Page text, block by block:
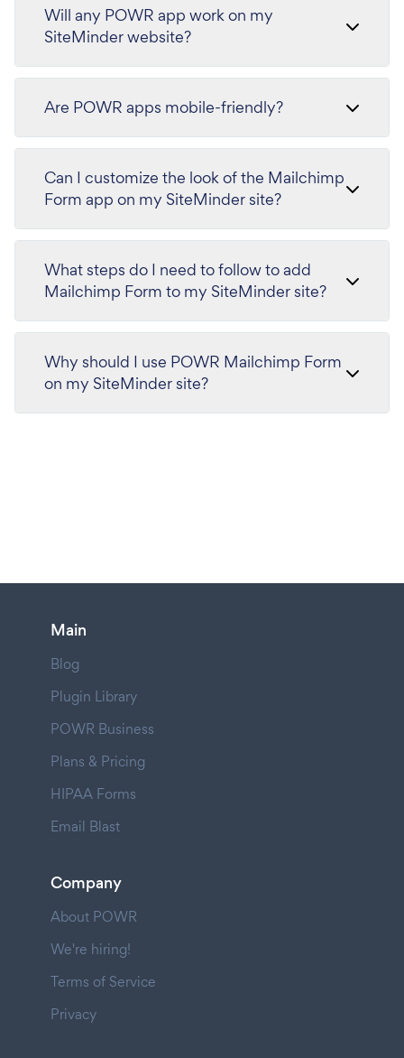
Will any POWR app work on my
SiteMinder website?
Are POWR apps mobile-friendly?
Can I customize the look of the Mailchimp
Form app on my SiteMinder site?
What steps do I need to follow to add
Mailchimp Form to my SiteMinder site?
Why should I use POWR Mailchimp Form
on my SiteMinder site?
Main
Blog
Plugin Library
POWR Business
Plans & Pricing
HIPAA Forms
Email Blast
Company
About POWR
We're hiring!
Terms of Service
Privacy